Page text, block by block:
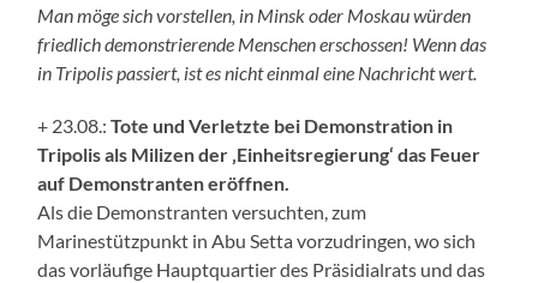
Man möge sich vorstellen, in Minsk oder Moskau würden
friedlich demonstrierende Menschen erschossen! Wenn das
in Tripolis passiert, ist es nicht einmal eine Nachricht wert.
+ 23.08.:Tote und Verletzte bei Demonstration in
Tripolis als Milizen der ‚Einheitsregierung‘ das Feuer
auf Demonstranten eröffnen.
Als die Demonstranten versuchten, zum
Marinestützpunkt in Abu Setta vorzudringen, wo sich
das vorläufige Hauptquartier des Präsidialrats und das